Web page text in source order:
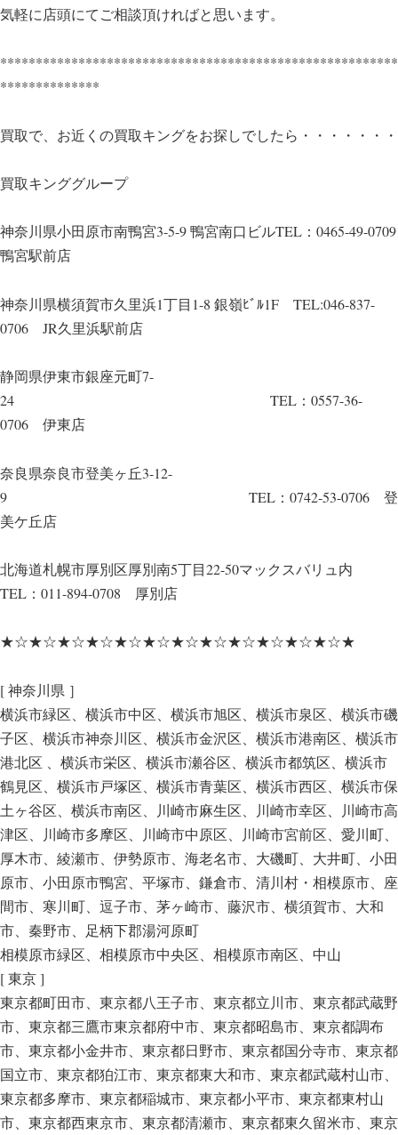
気軽に店頭にてご相談頂ければと思います。
********************************************************
**************
買取で、お近くの買取キングをお探しでしたら・・・・・・・
買取キンググループ
神奈川県小田原市南鴨宮3-5-9 鴨宮南口ビルTEL：0465-49-0709
鴨宮駅前店
神奈川県横須賀市久里浜1丁目1-8 銀嶺ﾋﾞﾙ1F TEL:046-837-
0706 JR久里浜駅前店
静岡県伊東市銀座元町7-
24 TEL：0557-36-
0706 伊東店
奈良県奈良市登美ヶ丘3-12-
9 TEL：0742-53-0706 登
美ケ丘店
北海道札幌市厚別区厚別南5丁目22-50マックスバリュ内
TEL：011-894-0708 厚別店
★☆★☆★☆★☆★☆★☆★☆★☆★☆★☆★☆★☆★
[ 神奈川県 ］
横浜市緑区、横浜市中区、横浜市旭区、横浜市泉区、横浜市磯
子区、横浜市神奈川区、横浜市金沢区、横浜市港南区、横浜市
港北区 、横浜市栄区、横浜市瀬谷区、横浜市都筑区、横浜市
鶴見区、横浜市戸塚区、横浜市青葉区、横浜市西区、横浜市保
土ヶ谷区、横浜市南区、川崎市麻生区、川崎市幸区、川崎市高
津区、川崎市多摩区、川崎市中原区、川崎市宮前区、愛川町、
厚木市、綾瀬市、伊勢原市、海老名市、大磯町、大井町、小田
原市、小田原市鴨宮、平塚市、鎌倉市、清川村・相模原市、座
間市、寒川町、逗子市、茅ヶ崎市、藤沢市、横須賀市、大和
市、秦野市、足柄下郡湯河原町
相模原市緑区、相模原市中央区、相模原市南区、中山
[ 東京 ]
東京都町田市、東京都八王子市、東京都立川市、東京都武蔵野
市、東京都三鷹市東京都府中市、東京都昭島市、東京都調布
市、東京都小金井市、東京都日野市、東京都国分寺市、東京都
国立市、東京都狛江市、東京都東大和市、東京都武蔵村山市、
東京都多摩市、東京都稲城市、東京都小平市、東京都東村山
市、東京都西東京市、東京都清瀬市、東京都東久留米市、東京